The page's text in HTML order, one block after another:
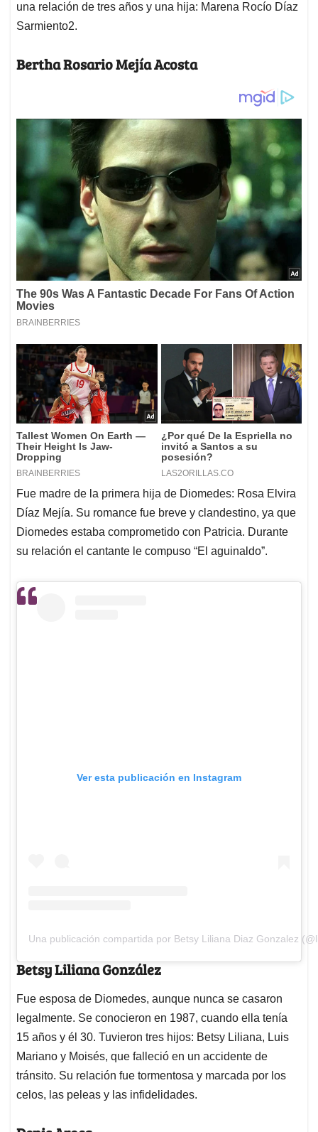
una relación de tres años y una hija: Marena Rocío Díaz
Sarmiento2.
Bertha Rosario Mejía Acosta
Fue madre de la primera hija de Diomedes: Rosa Elvira
Díaz Mejía. Su romance fue breve y clandestino, ya que
Diomedes estaba comprometido con Patricia. Durante
su relación el cantante le compuso “El aguinaldo”.
Ver esta publicación en Instagram
Una publicación compartida por Betsy Liliana Diaz Gonzalez
Betsy Liliana González
Fue esposa de Diomedes, aunque nunca se casaron
legalmente. Se conocieron en 1987, cuando ella tenía
15 años y él 30. Tuvieron tres hijos: Betsy Liliana, Luis
Mariano y Moisés, que falleció en un accidente de
tránsito. Su relación fue tormentosa y marcada por los
celos, las peleas y las infidelidades.